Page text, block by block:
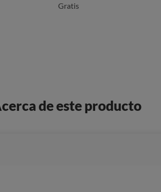
Gratis
de este producto